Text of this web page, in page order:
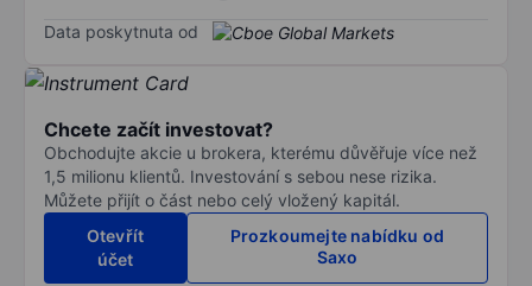
Data poskytnuta od
Chcete začít investovat?
Obchodujte akcie u brokera, kterému důvěřuje více než
1,5 milionu klientů. Investování s sebou nese rizika.
Můžete přijít o část nebo celý vložený kapitál.
Otevřít
účet
Prozkoumejte nabídku od
Saxo